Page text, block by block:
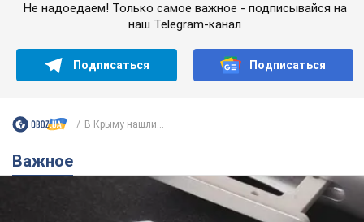
Не надоедаем! Только самое важное - подписывайся на
наш Telegram-канал
Подписаться Подписаться
В Крыму нашли...
Важное